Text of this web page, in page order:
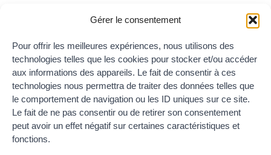
Gérer le consentement
Pour offrir les meilleures expériences, nous utilisons des
technologies telles que les cookies pour stocker et/ou accéder
aux informations des appareils. Le fait de consentir à ces
technologies nous permettra de traiter des données telles que
le comportement de navigation ou les ID uniques sur ce site.
Le fait de ne pas consentir ou de retirer son consentement
peut avoir un effet négatif sur certaines caractéristiques et
fonctions.
TÉS BSP
Té 3 branches femelles égales
Inox 3/4″ BSP
4.70€ TTC
TÉS BSP
Té 3 branches femelles égales
Inox 1″ BSP
5.80€ TTC